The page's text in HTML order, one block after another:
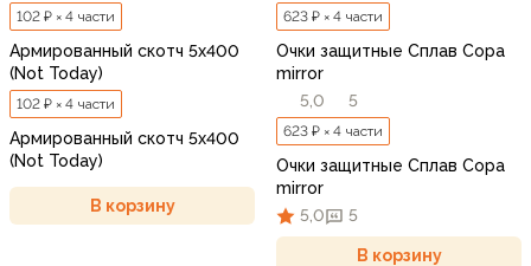
102 ₽ × 4 части
Армированный скотч 5х400
(Not Today)
102 ₽ × 4 части
Армированный скотч 5х400
(Not Today)
В корзину
623 ₽ × 4 части
Очки защитные Сплав Copa
mirror
5,0
5
623 ₽ × 4 части
Очки защитные Сплав Copa
mirror
5,0
5
В корзину